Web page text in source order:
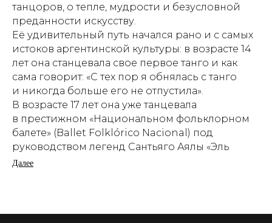
танцоров, о тепле, мудрости и безусловной
преданности искусству.
Её удивительный путь начался рано и с самых
истоков аргентинской культуры: в возрасте 14
лет она станцевала свое первое танго и как
сама говорит: «С тех пор я обнялась с танго
и никогда больше его не отпустила».
В возрасте 17 лет она уже танцевала
в престижном «Национальном фольклорном
балете» (Ballet Folklórico Nacional) под
руководством легенд Сантьяго Аялы «Эль
Чукаро» и Нормы Виолы. Это фундаментальная
«Tango x 2″ Мигеля Анхеля Зотто в 2000 году.
Далее